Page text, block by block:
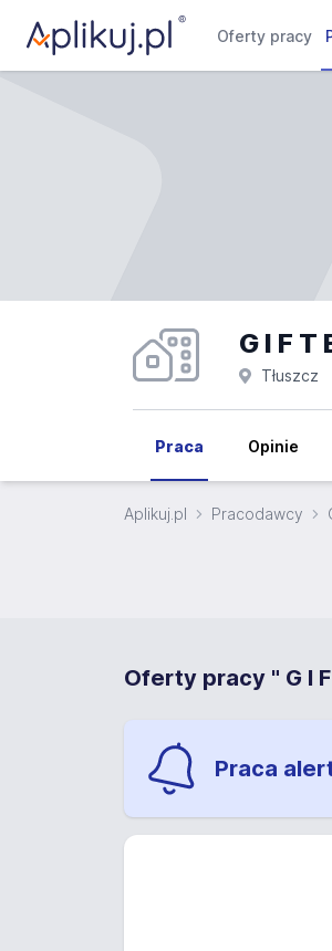
Oferty pracy
G I F T
Tłuszcz
Praca Opinie
Aplikuj.pl Pracodawcy
Oferty pracy " G I
Praca